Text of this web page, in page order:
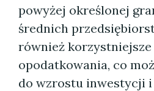
powyżej określonej
średnich
również
opodatkowania, co
do wzrostu inwestycji